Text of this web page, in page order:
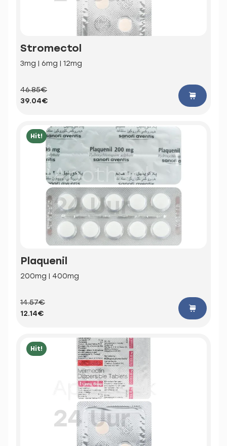
Stromectol
3mg | 6mg | 12mg
46.85€
39.04€
Hit!
Plaquenil
200mg | 400mg
14.57€
12.14€
Hit!